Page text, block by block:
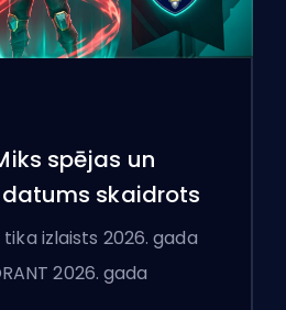
spējas un
skaidrots
tika izlaists 2026. gada
2026. gada